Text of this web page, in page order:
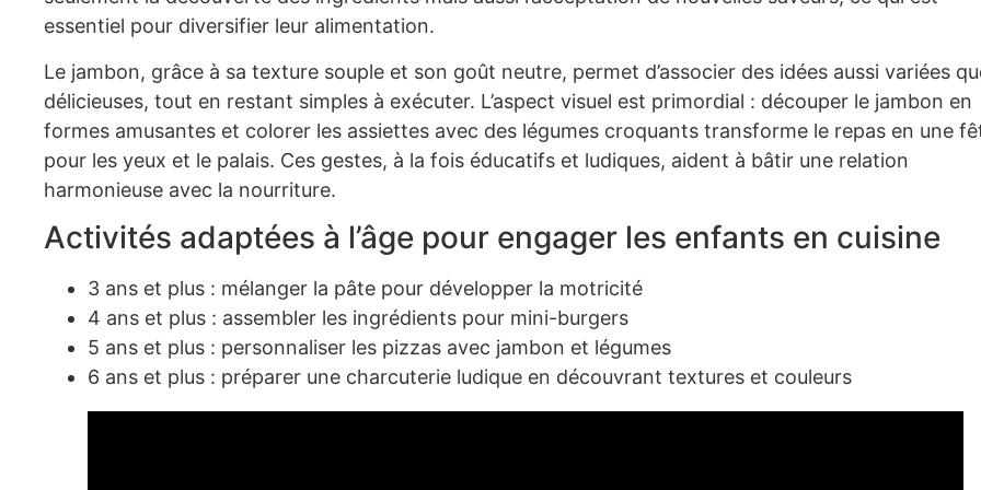
essentiel pour diversifier leur alimentation.
Le jambon, grâce à sa texture souple et son goût neutre, permet d’associer des idées aussi variées
délicieuses, tout en restant simples à exécuter. L’aspect visuel est primordial : découper le jambon en
formes amusantes et colorer les assiettes avec des légumes croquants transforme le repas en une
pour les yeux et le palais. Ces gestes, à la fois éducatifs et ludiques, aident à bâtir une relation
harmonieuse avec la nourriture.
Activités adaptées à l’âge pour engager les enfants en cuisine
3 ans et plus : mélanger la pâte pour développer la motricité
4 ans et plus : assembler les ingrédients pour mini-burgers
5 ans et plus : personnaliser les pizzas avec jambon et légumes
6 ans et plus : préparer une charcuterie ludique en découvrant textures et couleurs